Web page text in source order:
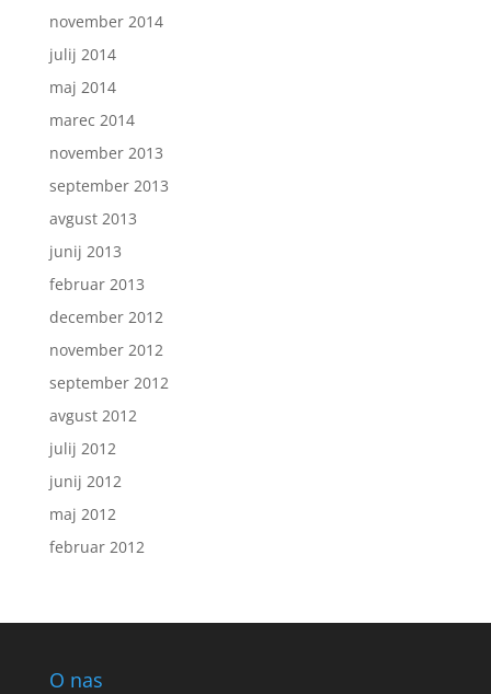
november 2014
julij 2014
maj 2014
marec 2014
november 2013
september 2013
avgust 2013
junij 2013
februar 2013
december 2012
november 2012
september 2012
avgust 2012
julij 2012
junij 2012
maj 2012
februar 2012
O nas